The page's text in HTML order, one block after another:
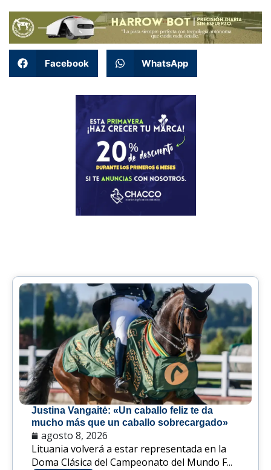
Facebook WhatsApp
Justina Vangaitė: «Un caballo feliz te da
mucho más que un caballo sobrecargado»
agosto 8, 2026
Lituania volverá a estar representada en la
Doma Clásica del Campeonato del Mundo F...